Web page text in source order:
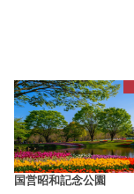
国営昭和記念公園